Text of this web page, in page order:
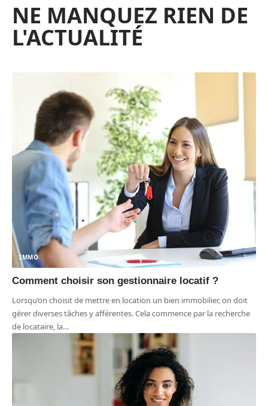
NE MANQUEZ RIEN DE
L'ACTUALITÉ
IMMO
Comment choisir son gestionnaire locatif ?
Lorsqu’on choisit de mettre en location un bien immobilier, on doit
gérer diverses tâches y afférentes. Cela commence par la recherche
de locataire, la…